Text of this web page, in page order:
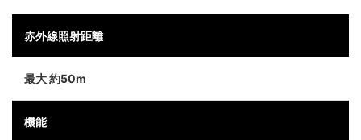
赤外線照射距離
最大 約50m
機能